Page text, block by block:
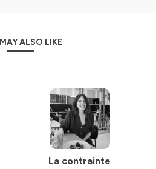
ALSO LIKE
La contrainte